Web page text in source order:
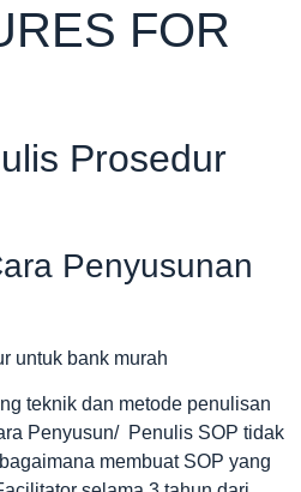
FOR
Prosedur
Penyusunan
teknik dan metode penulisan
Penyusun/ Penulis SOP tidak
membuat SOP yang